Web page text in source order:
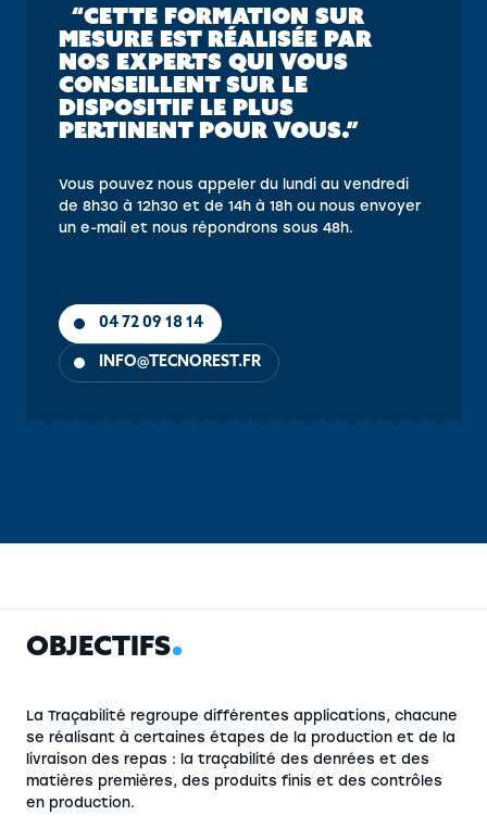
“CETTE FORMATION SUR
MESURE EST RÉALISÉE PAR
NOS EXPERTS QUI VOUS
CONSEILLENT SUR LE
DISPOSITIF LE PLUS
PERTINENT POUR VOUS.”
Vous pouvez nous appeler du lundi au vendredi
de 8h30 à 12h30 et de 14h à 18h ou nous envoyer
un e-mail et nous répondrons sous 48h.
04 72 09 18 14
INFO@TECNOREST.FR
OBJECTIFS
La Traçabilité regroupe différentes applications, chacune
se réalisant à certaines étapes de la production et de la
livraison des repas : la traçabilité des denrées et des
matières premières, des produits finis et des contrôles
en production.